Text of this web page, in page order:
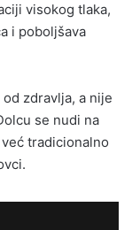
visokog tlaka,
i poboljšava
zdravlja, a nije
se nudi na
tradicionalno